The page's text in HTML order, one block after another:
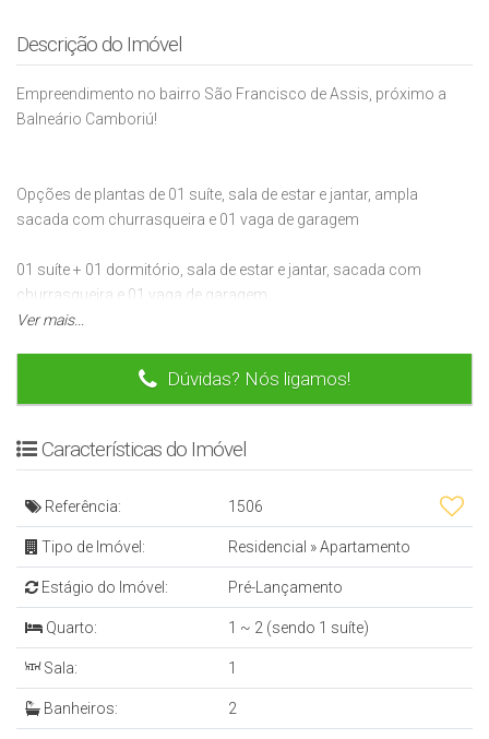
Descrição do Imóvel
Empreendimento no bairro São Francisco de Assis, próximo a
Balneário Camboriú!
Opções de plantas de 01 suíte, sala de estar e jantar, ampla
sacada com churrasqueira e 01 vaga de garagem
01 suíte + 01 dormitório, sala de estar e jantar, sacada com
churrasqueira e 01 vaga de garagem
O empreendimento
Espaço Gourmet
Piscina Adulto
Piscina infantil
Terraço
Entre em contato para mais informações
Ver mais...
Dúvidas? Nós ligamos!
Características do Imóvel
Referência: 1506
Tipo de Imóvel: Residencial »Apartamento
Estágio do Imóvel: Pré-Lançamento
Quarto: 1 ~ 2 (sendo 1 suíte)
Sala: 1
Banheiros: 2